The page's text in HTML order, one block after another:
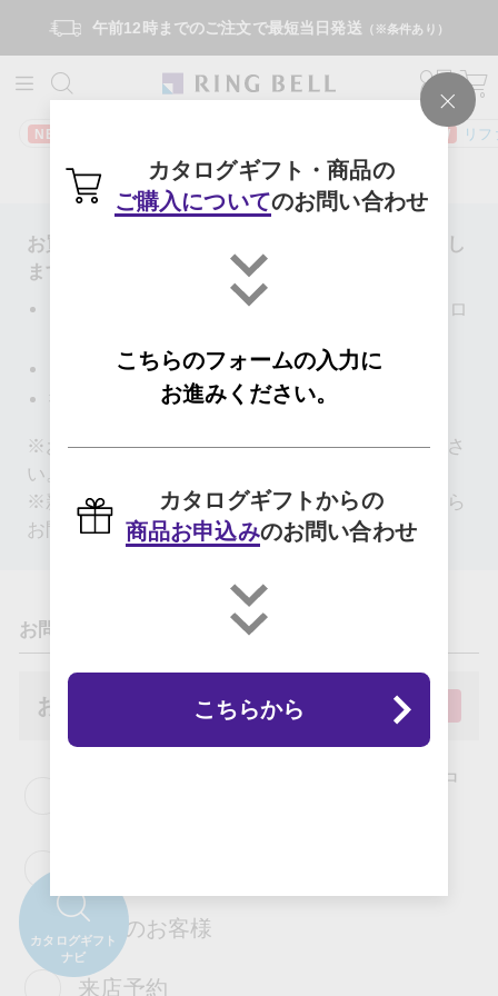
午前12時までのご注文で最短当日発送 （※条件あり）
NEW NEW リ
お買い物以外のお問い合わせは、以下からお願いし
ます。
カタログギフトを受け取った方（ハガキやカタロ
プレス関係： こちら
こちら
※お問い合わせの前によくあるご質問をご覧くださ
い。
※新規お取引、商品掲載希望は下記のフォームから
お問い合わせください。
お問い合わせ内容
お問い合わせ用途 必須
慶事・一般（内祝い・御祝・御礼・中
法人のお客様
来店予約
カタログギフト
ナビ
カタログギフト・商品の
ご購入についてのお問い合わせ
こちらのフォームの入力に
お進みください。
カタログギフトからの
商品お申込みのお問い合わせ
こちらから